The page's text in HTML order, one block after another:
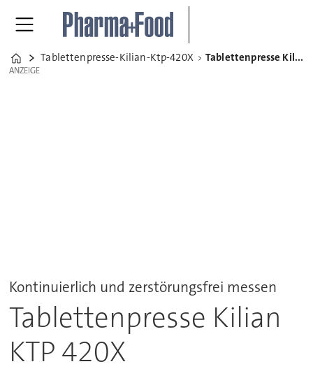
Home
Tablettenpresse-Kilian-Ktp-420X Tablettenpresse Kilian KTP 420X
ANZEIGE
ANZEIGE
Kontinuierlich und zerstörungsfrei messen
Tablettenpresse Kilian
KTP 420X